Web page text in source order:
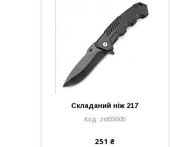
Складаний ніж 217
zst03605
251 ₴